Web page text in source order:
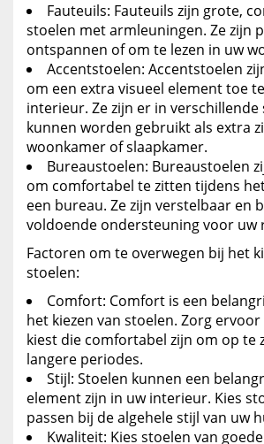
Fauteuils: Fauteuils zijn grote,
stoelen met armleuningen. Ze zijn
ontspannen of om te lezen in uw
Accentstoelen: Accentstoelen
om een extra visueel element toe
interieur. Ze zijn er in verschillende
kunnen worden gebruikt als extra
woonkamer of slaapkamer.
Bureaustoelen: Bureaustoelen
om comfortabel te zitten tijdens
een bureau. Ze zijn verstelbaar en
voldoende ondersteuning voor uw
Factoren om te overwegen bij het
stoelen:
Comfort: Comfort is een
het kiezen van stoelen. Zorg
kiest die comfortabel zijn om op te
langere periodes.
Stijl: Stoelen kunnen een
element zijn in uw interieur. Kies
passen bij de algehele stijl van uw
Kwaliteit: Kies stoelen van